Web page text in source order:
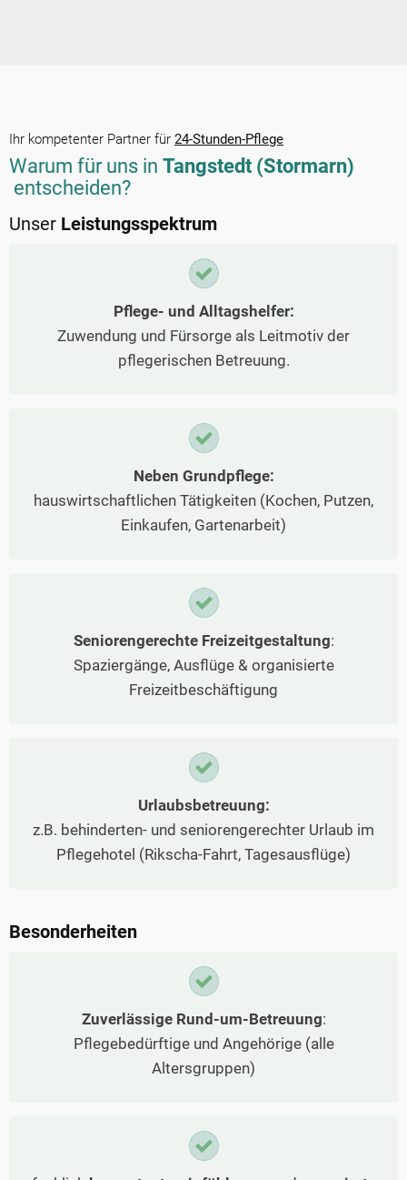
Ihr kompetenter Partner für 24-Stunden-Pflege
Warum für uns in Tangstedt (Stormarn)
entscheiden?
Unser Leistungsspektrum
Pflege- und Alltagshelfer:
Zuwendung und Fürsorge als Leitmotiv der
pflegerischen Betreuung.
Neben Grundpflege:
hauswirtschaftlichen Tätigkeiten (Kochen, Putzen,
Einkaufen, Gartenarbeit)
Seniorengerechte Freizeitgestaltung:
Spaziergänge, Ausflüge & organisierte
Freizeitbeschäftigung
Urlaubsbetreuung:
z.B. behinderten- und seniorengerechter Urlaub im
Pflegehotel (Rikscha-Fahrt, Tagesausflüge)
Besonderheiten
Zuverlässige Rund-um-Betreuung:
Pflegebedürftige und Angehörige (alle
Altersgruppen)